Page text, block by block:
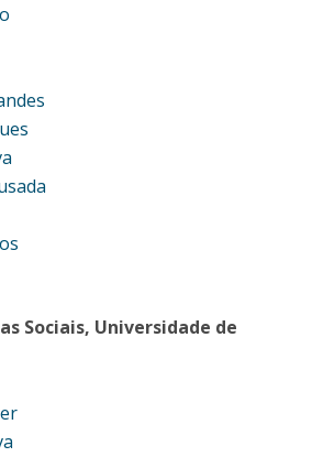
Sociais, Universidade de